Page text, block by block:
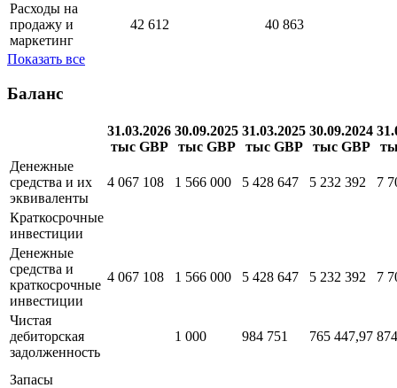
Расходы на
продажу и
маркетинг
42 612 40 863
Показать все
Баланс
31.03.2026
тыс GBP
30.09.2025
тыс GBP
31.03.2025
тыс GBP
30.09.2024
тыс GBP
Денежные
средства и их
эквиваленты
4 067 108 1 566 000 5 428 647 5 232 392 7
Краткосрочные
инвестиции
Денежные
средства и
краткосрочные
инвестиции
4 067 108 1 566 000 5 428 647 5 232 392 7
Чистая
дебиторская
задолженность
1 000 984 751 765 447,97
Запасы